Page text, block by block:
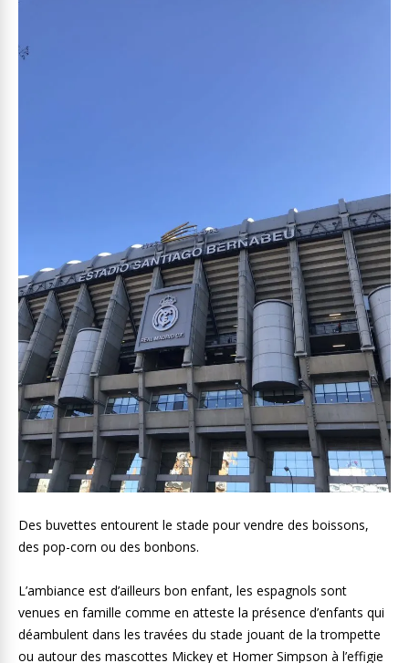
Des buvettes entourent le stade pour vendre des boissons,
des pop-corn ou des bonbons.
L’ambiance est d’ailleurs bon enfant, les espagnols sont
venues en famille comme en atteste la présence d’enfants qui
déambulent dans les travées du stade jouant de la trompette
ou autour des mascottes Mickey et Homer Simpson à l’effigie